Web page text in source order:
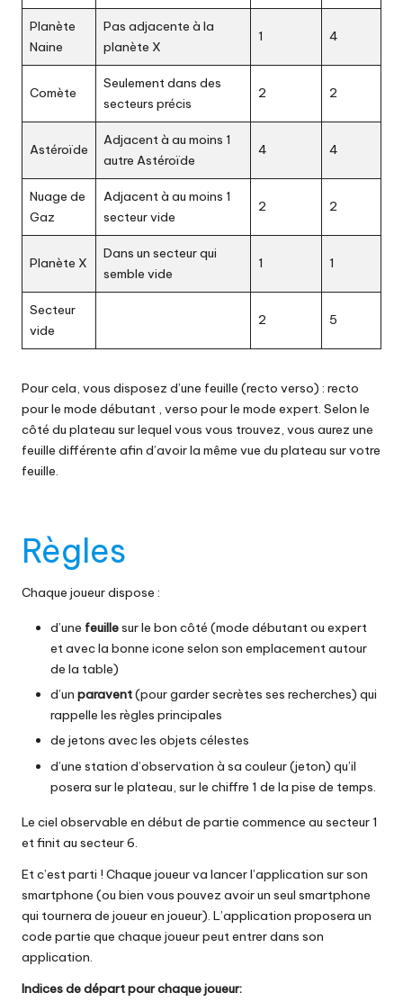
Planète
Naine
Pas adjacente à la
planète X
1 4
Comète
Seulement dans des
secteurs précis
2 2
Astéroïde
Adjacent à au moins 1
autre Astéroïde
4 4
Nuage de
Gaz
Adjacent à au moins 1
secteur vide
2 2
Planète X
Dans un secteur qui
semble vide
1 1
Secteur
vide
2 5
Pour cela, vous disposez d’une feuille (recto verso) : recto
pour le mode débutant , verso pour le mode expert. Selon le
côté du plateau sur lequel vous vous trouvez, vous aurez une
feuille différente afin d’avoir la même vue du plateau sur votre
feuille.
Règles
Chaque joueur dispose :
d’une feuillesur le bon côté (mode débutant ou expert
et avec la bonne icone selon son emplacement autour
de la table)
d’un paravent(pour garder secrètes ses recherches) qui
rappelle les règles principales
de jetons avec les objets célestes
d’une station d’observation à sa couleur (jeton) qu’il
posera sur le plateau, sur le chiffre 1 de la pise de temps.
Le ciel observable en début de partie commence au secteur 1
et finit au secteur 6.
Et c’est parti ! Chaque joueur va lancer l’application sur son
smartphone (ou bien vous pouvez avoir un seul smartphone
qui tournera de joueur en joueur). L’application proposera un
code partie que chaque joueur peut entrer dans son
application.
Indices de départ pour chaque joueur: